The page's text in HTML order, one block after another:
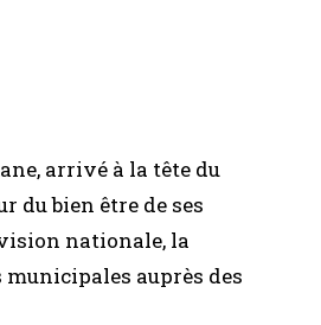
arrivé à la tête du
du bien être de ses
nationale, la
auprès des